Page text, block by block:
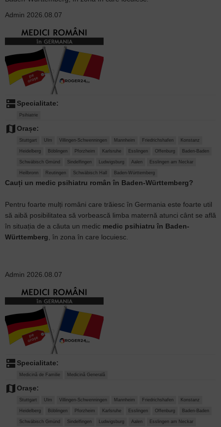
Admin 2026.08.07
dns Specialitate:
Psihiatrie
map Orașe:
Stuttgart Ulm Villingen-Schwenningen Mannheim Friedrichshafen Konstanz
Heidelberg Böblingen Pforzheim Karlsruhe Esslingen Offenburg Baden-Baden
Schwäbisch Gmünd Sindelfingen Ludwigsburg Aalen Esslingen am Neckar
Heilbronn Reutingen Schwäbisch Hall Baden-Württemberg
Cauți un medic psihiatru român în Baden-Württemberg?
Pentru foarte mulți români care trăiesc în Germania este foarte util
să aibă posibilitatea să vorbească limba maternă atunci cânt se află
în situația de a căuta un medic medic psihiatru în Baden-
Württemberg , în zona în care locuiesc.
Admin 2026.08.07
dns Specialitate:
Medicină de Familie Medicină Generală
map Orașe:
Stuttgart Ulm Villingen-Schwenningen Mannheim Friedrichshafen Konstanz
Heidelberg Böblingen Pforzheim Karlsruhe Esslingen Offenburg Baden-Baden
Schwäbisch Gmünd Sindelfingen Ludwigsburg Aalen Esslingen am Neckar